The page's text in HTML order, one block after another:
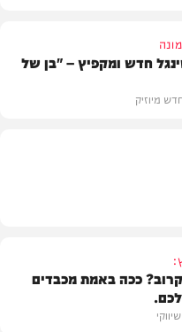
חדש ומקפיץ – "בן של
מיוזיק
ככה באמת מכבדים